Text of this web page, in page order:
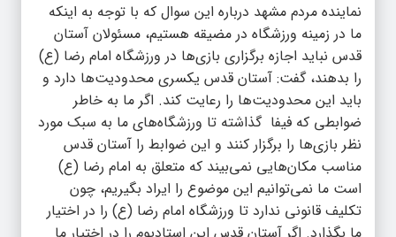
نماینده مردم مشهد درباره این سوال که با توجه به اینکه
ما در زمینه ورزشگاه در مضیقه هستیم، مسئولان آستان
قدس نباید اجازه برگزاری بازی‌ها در ورزشگاه امام رضا (ع)
را بدهند، گفت: آستان قدس یکسری محدودیت‌ها دارد و
باید این محدودیت‌ها را رعایت کند. اگر ما به خاطر
ضوابطی که فیفا گذاشته تا ورزشگاه‌های ما به سبک مورد
نظر بازی‌ها را برگزار کنند و این ضوابط را آستان قدس
مناسب مکان‌هایی نمی‌بیند که متعلق به امام رضا (ع)
است ما نمی‌توانیم این موضوع را ایراد بگیریم، چون
تکلیف قانونی ندارد تا ورزشگاه امام رضا (ع) را در اختیار